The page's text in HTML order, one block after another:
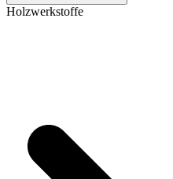
Holzwerkstoffe